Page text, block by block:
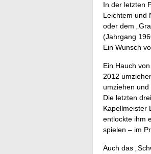
In der letzten
Leichtem und
oder dem
(Jahrgang
Ein Wunsch
Ein Hauch
2012
umziehen und
Die letzten
Kapellmeister
entlockte ihm
spielen – im
Auch das